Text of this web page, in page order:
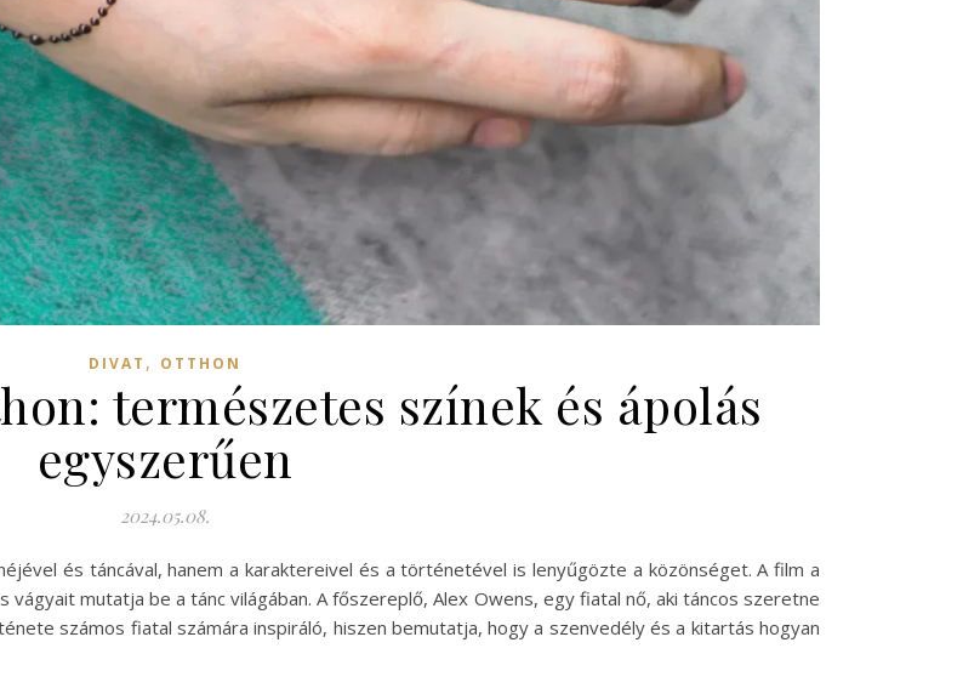
DIVAT , OTTHON
természetes színek és ápolás
egyszerűen
2024.05.08.
és táncával, hanem a karaktereivel és a történetével is lenyűgözte a közönséget. A film a
vágyait mutatja be a tánc világában. A főszereplő, Alex Owens, egy fiatal nő, aki táncos szeretne
számos fiatal számára inspiráló, hiszen bemutatja, hogy a szenvedély és a kitartás hogyan